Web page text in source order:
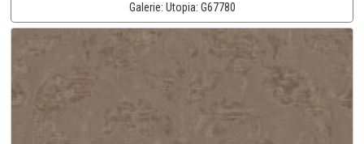
Galerie: Utopia: G67780